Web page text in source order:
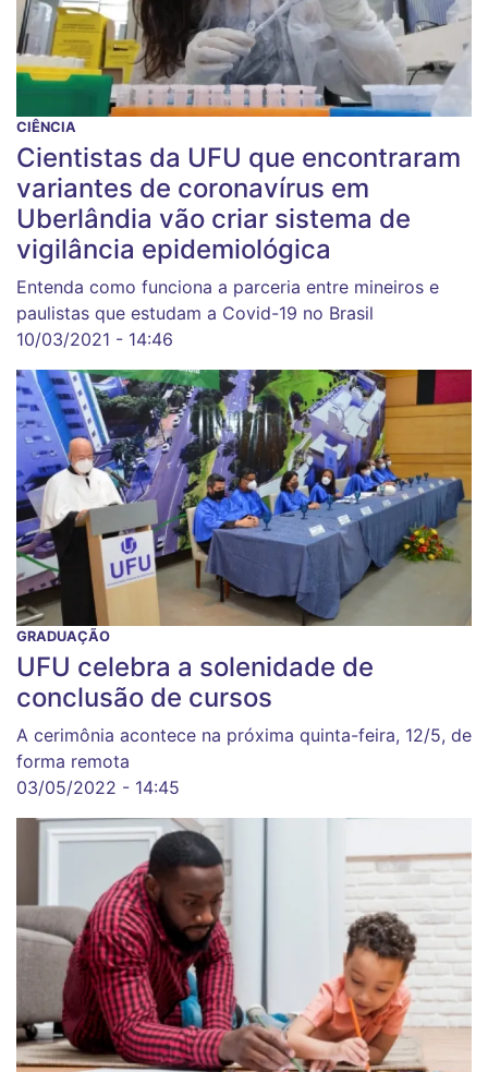
CIÊNCIA
Cientistas da UFU que encontraram
variantes de coronavírus em
Uberlândia vão criar sistema de
vigilância epidemiológica
Entenda como funciona a parceria entre mineiros e
paulistas que estudam a Covid-19 no Brasil
10/03/2021 - 14:46
GRADUAÇÃO
UFU celebra a solenidade de
conclusão de cursos
A cerimônia acontece na próxima quinta-feira, 12/5, de
forma remota
03/05/2022 - 14:45